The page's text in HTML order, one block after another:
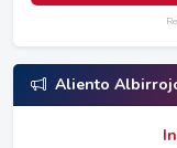
Aliento